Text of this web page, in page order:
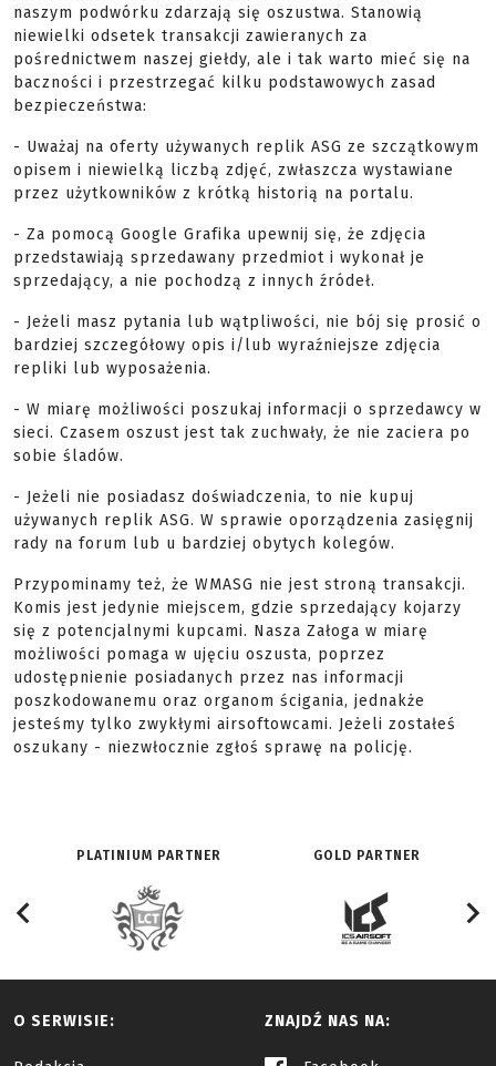
naszym podwórku zdarzają się oszustwa. Stanowią
niewielki odsetek transakcji zawieranych za
pośrednictwem naszej giełdy, ale i tak warto mieć się na
baczności i przestrzegać kilku podstawowych zasad
bezpieczeństwa:
- Uważaj na oferty używanych replik ASG ze szczątkowym
opisem i niewielką liczbą zdjęć, zwłaszcza wystawiane
przez użytkowników z krótką historią na portalu.
- Za pomocą Google Grafika upewnij się, że zdjęcia
przedstawiają sprzedawany przedmiot i wykonał je
sprzedający, a nie pochodzą z innych źródeł.
- Jeżeli masz pytania lub wątpliwości, nie bój się prosić o
bardziej szczegółowy opis i/lub wyraźniejsze zdjęcia
repliki lub wyposażenia.
- W miarę możliwości poszukaj informacji o sprzedawcy w
sieci. Czasem oszust jest tak zuchwały, że nie zaciera po
sobie śladów.
- Jeżeli nie posiadasz doświadczenia, to nie kupuj
używanych replik ASG. W sprawie oporządzenia zasięgnij
rady na forum lub u bardziej obytych kolegów.
Przypominamy też, że WMASG nie jest stroną transakcji.
Komis jest jedynie miejscem, gdzie sprzedający kojarzy
się z potencjalnymi kupcami. Nasza Załoga w miarę
możliwości pomaga w ujęciu oszusta, poprzez
udostępnienie posiadanych przez nas informacji
poszkodowanemu oraz organom ścigania, jednakże
jesteśmy tylko zwykłymi airsoftowcami. Jeżeli zostałeś
oszukany - niezwłocznie zgłoś sprawę na policję.
PLATINIUM PARTNER GOLD PARTNER
O SERWISIE: ZNAJDŹ NAS NA: